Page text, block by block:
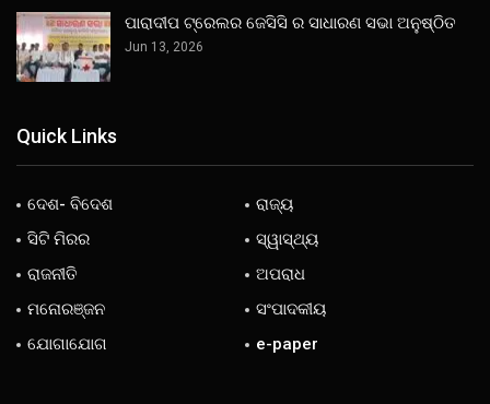
ପାରାଦୀପ ଟ୍ରେଲର ଜେସିସି ର ସାଧାରଣ ସଭା ଅନୁଷ୍ଠିତ
Jun 13, 2026
Quick Links
ଦେଶ- ବିଦେଶ
ରାଜ୍ୟ
ସିଟି ମିରର
ସ୍ୱାସ୍ଥ୍ୟ
ରାଜନୀତି
ଅପରାଧ
ମନୋରଞ୍ଜନ
ସଂପାଦକୀୟ
ଯୋଗାଯୋଗ
e-paper